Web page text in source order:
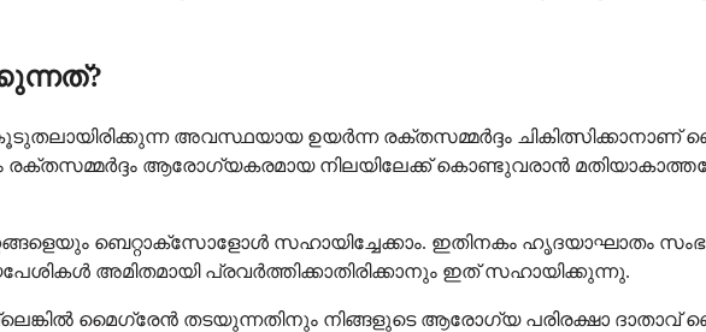
കൂടുതലായിരിക്കുന്ന അവസ്ഥയായ ഉയർന്ന രക്തസമ്മർദ്ദം
രക്തസമ്മർദ്ദം ആരോഗ്യകരമായ നിലയിലേക്ക് കൊണ്ടുവരാൻ
ബെറ്റാക്സോളോൾ സഹായിച്ചേക്കാം. ഇതിനകം ഹൃദയാഘാതം
അമിതമായി പ്രവർത്തിക്കാതിരിക്കാനും ഇത് സഹായിക്കുന്നു.
മൈഗ്രേൻ തടയുന്നതിനും നിങ്ങളുടെ ആരോഗ്യ പരിരക്ഷാ